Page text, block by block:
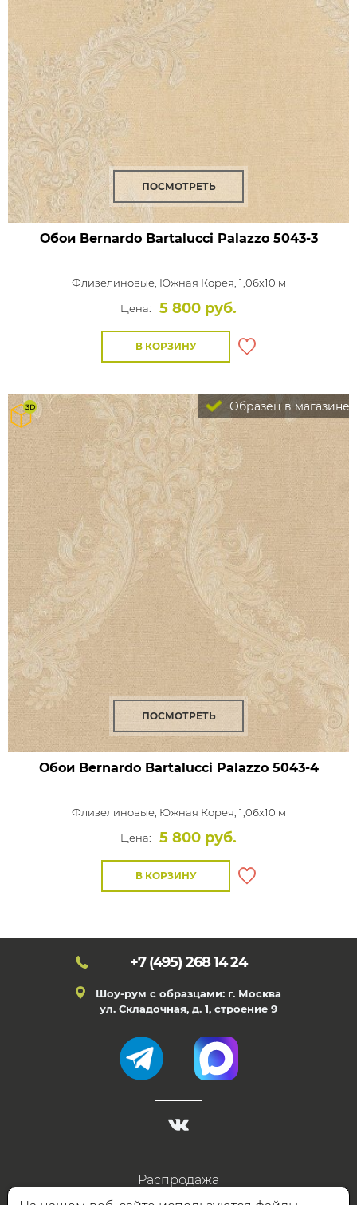
ПОСМОТРЕТЬ
Обои Bernardo Bartalucci Palazzo5043-3
Флизелиновые, Южная Корея, 1,06x10 м
Цена:
5 800 руб.
В КОРЗИНУ
Образец в магазине
ПОСМОТРЕТЬ
Обои Bernardo Bartalucci Palazzo5043-4
Флизелиновые, Южная Корея, 1,06x10 м
Цена:
5 800 руб.
В КОРЗИНУ
+7 (495) 268 14 24
Шоу-рум с образцами: г. Москва
ул. Складочная, д. 1, строение 9
Распродажа
Готовые дизайны